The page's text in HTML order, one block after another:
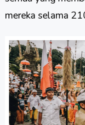
mereka selama